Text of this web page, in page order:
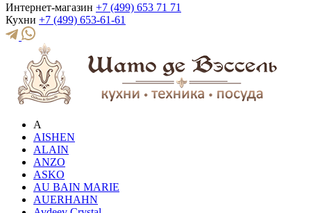
Интернет-магазин +7 (499) 653 71 71
Кухни +7 (499) 653-61-61
A
AISHEN
ALAIN
ANZO
ASKO
AU BAIN MARIE
AUERHAHN